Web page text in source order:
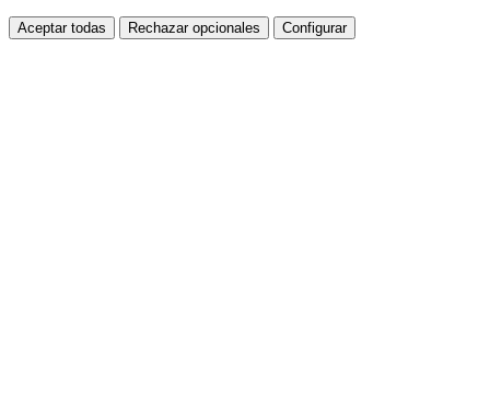
Aceptar todas Rechazar opcionales Configurar